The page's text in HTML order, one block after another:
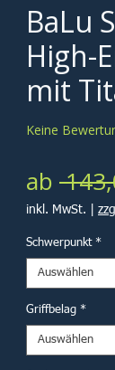
BaLu
High-
mit
Keine
ab
inkl. MwSt.
Schwerpunkt *
Auswählen
Griffbelag *
Auswählen